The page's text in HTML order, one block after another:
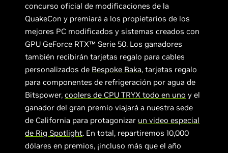
concurso oficial de modificaciones de la
QuakeCon y premiará a los propietarios de los
mejores PC modificados y sistemas creados con
GPU GeForce RTX™ Serie 50. Los ganadores
también recibirán tarjetas regalo para cables
personalizados de Bespoke Baka, tarjetas regalo
para componentes de refrigeración por agua de
Bitspower,coolers de CPU TRYX todo en uno y el
ganador del gran premio viajará a nuestra sede
de California para protagonizar un video especial
de Rig Spotlight. En total, repartiremos 10,000
dólares en premios, ¡incluso más que el año